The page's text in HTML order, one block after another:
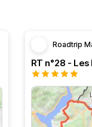
Roadtrip
RT n°28 -